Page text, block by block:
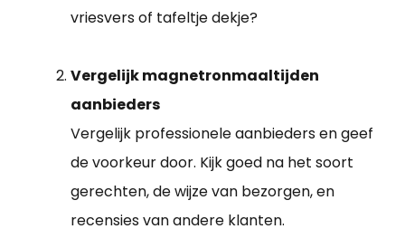
vriesvers of tafeltje dekje?
Vergelijk magnetronmaaltijden
aanbieders
Vergelijk professionele aanbieders en geef
de voorkeur door. Kijk goed na het soort
gerechten, de wijze van bezorgen, en
recensies van andere klanten.